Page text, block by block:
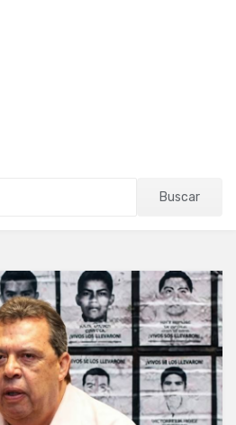
Buscar